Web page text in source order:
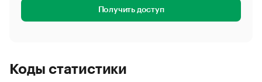
Получить доступ
Коды статистики